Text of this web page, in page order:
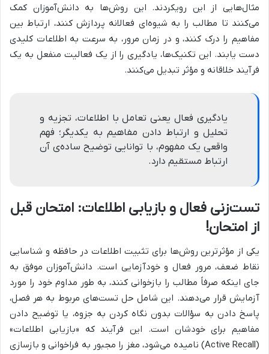
مثال‌هایی از این رویکردند. این روش‌ها به دانش‌آموزان کمک
می‌کنند تا مطالب را به شیوه‌ای فعالانه پردازش کنند، ارتباط بین
مفاهیم را درک کنند، و در زمان مرور، به سرعت به اطلاعات کلیدی
دست یابند. این تکنیک‌ها، یادگیری را از یک فعالیت منفعل به یک
فرآیند خلاقانه و مؤثر تبدیل می‌کنند.
یادگیری فعال یعنی تعامل با اطلاعات، تجزیه و
تحلیل و ارتباط دادن مفاهیم به یکدیگر؛ فهم
واقعی یک مفهوم، با توانایی توضیح ساده‌ی آن
ارتباط مستقیم دارد.
تست‌زنی فعال و بازیابی اطلاعات: امتحان قبل
از امتحان!
یکی از مؤثرترین روش‌ها برای تثبیت اطلاعات در حافظه و شناسایی
نقاط ضعف، مرور فعال و خودآزمایی است. دانش‌آموزان موفق به
جای اینکه صرفاً مطالب را بازخوانی کنند، به طور مداوم خود را مورد
آزمایش قرار می‌دهند. این شامل حل تست‌های مربوط به هر فصل،
پاسخ دادن به سؤالات بدون نگاه کردن به جزوه، یا توضیح دادن
مفاهیم برای خودشان است. این فرآیند که «بازیابی اطلاعات»
(Active Recall) نامیده می‌شود، مغز را مجبور به فراخوانی و بازسازی